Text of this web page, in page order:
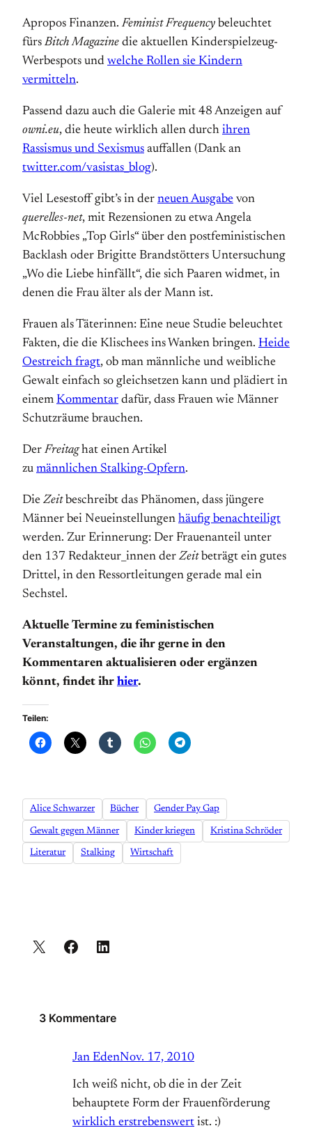
Apropos Finanzen. Feminist Frequency beleuchtet
fürsBitch Magazine die aktuellen Kinderspielzeug-
Werbespots und welche Rollen sie Kindern
vermitteln.
Passend dazu auch die Galerie mit 48 Anzeigen auf
owni.eu, die heute wirklich allen durch ihren
Rassismus und Sexismus auffallen (Dank an
twitter.com/vasistas_blog).
Viel Lesestoff gibt’s in der neuen Ausgabe von
querelles-net, mit Rezensionen zu etwa Angela
McRobbies „Top Girls“ über den postfeministischen
Backlash oder Brigitte Brandstötters Untersuchung
„Wo die Liebe hinfällt“, die sich Paaren widmet, in
denen die Frau älter als der Mann ist.
Frauen als Täterinnen: Eine neue Studie beleuchtet
Fakten, die die Klischees ins Wanken bringen. Heide
Oestreich fragt, ob man männliche und weibliche
Gewalt einfach so gleichsetzen kann und plädiert in
einem Kommentar dafür, dass Frauen wie Männer
Schutzräume brauchen.
Der Freitaghat einen Artikel
zu männlichen Stalking-Opfern.
Die Zeitbeschreibt das Phänomen, dass jüngere
Männer bei Neueinstellungen häufig benachteiligt
werden. Zur Erinnerung: Der Frauenanteil unter
den 137 Redakteur_innen der Zeitbeträgt ein gutes
Drittel, in den Ressortleitungen gerade mal ein
Sechstel.
Aktuelle Termine zu feministischen
Veranstaltungen, die ihr gerne in den
Kommentaren aktualisieren oder ergänzen
könnt, findet ihr hier.
Teilen:
Alice Schwarzer Bücher Gender Pay Gap
Gewalt gegen Männer Kinder kriegen Kristina Schröder
Literatur Stalking Wirtschaft
3 Kommentare
Jan EdenNov. 17, 2010
Ich weiß nicht, ob die in der Zeit
behauptete Form der Frauenförderung
wirklich erstrebenswert ist. :)